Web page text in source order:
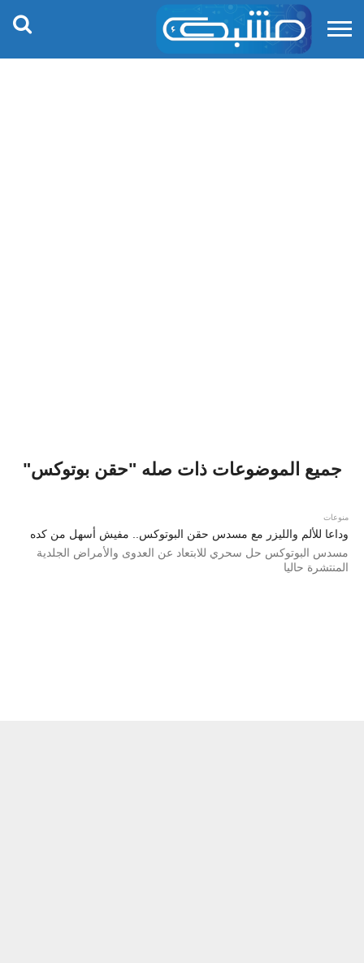
جميع الموضوعات ذات صله "حقن بوتوكس"
منوعات
وداعا للألم والليزر مع مسدس حقن البوتوكس.. مفيش أسهل من كده
مسدس البوتوكس حل سحري للابتعاد عن العدوى والأمراض الجلدية
المنتشرة حاليا